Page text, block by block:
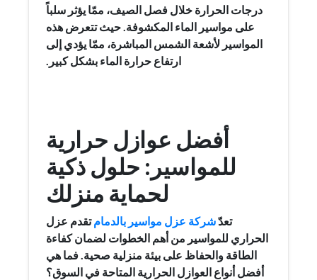
درجات الحرارة خلال فصل الصيف، ممّا يؤثر سلباً
على مواسير الماء المكشوفة. حيث تتعرض هذه
المواسير لأشعة الشمس المباشرة، ممّا يؤدي إلى
ارتفاع حرارة الماء بشكل كبير.
أفضل عوازل حرارية
للمواسير: حلول ذكية
لحماية منزلك
تعدّشركة عزل مواسير بالدمامتقدم عزل
الحراري للمواسير من أهم الخطوات لضمان كفاءة
الطاقة والحفاظ على بيئة منزلية صحية. فما هي
أفضل أنواع العوازل الحرارية المتاحة في السوق؟